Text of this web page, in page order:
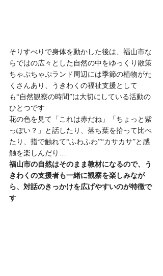
そりすべりで身体を動かした後は、福山市な
らではの広々とした自然の中をゆっくり散策
ちゃぷちゃぷランド周辺には季節の植物がた
くさんあり、うきわくの福祉支援として
も“自然観察の時間”は大切にしている活動の
ひとつです
花の色を見て「これは赤だね」「ちょっと紫
っぽい？」と話したり、落ち葉を拾って比べ
たり、指で触れて“ふわふわ”“カサカサ”と感
触を楽しんだり…
福山市の自然はそのまま教材になるので、う
きわくの支援者も一緒に観察を楽しみなが
ら、対話のきっかけを広げやすいのが特徴で
す